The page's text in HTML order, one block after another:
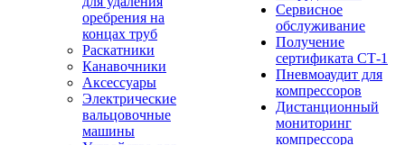
оребрения на
концах труб
Раскатники
Канавочники
Аксессуары
Электрические
вальцовочные
машины
Сервисное
обслуживание
Получение
сертификата СТ-1
Пневмоаудит для
компрессоров
Дистанционный
мониторинг
компрессора